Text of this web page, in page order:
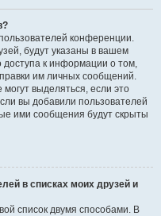
конференции.
будут указаны в вашем
доступа к информации о том,
им личных сообщений.
выделяться, если это
вы добавили пользователей
ими сообщения будут скрыты
в списках моих друзей и
список двумя способами. В